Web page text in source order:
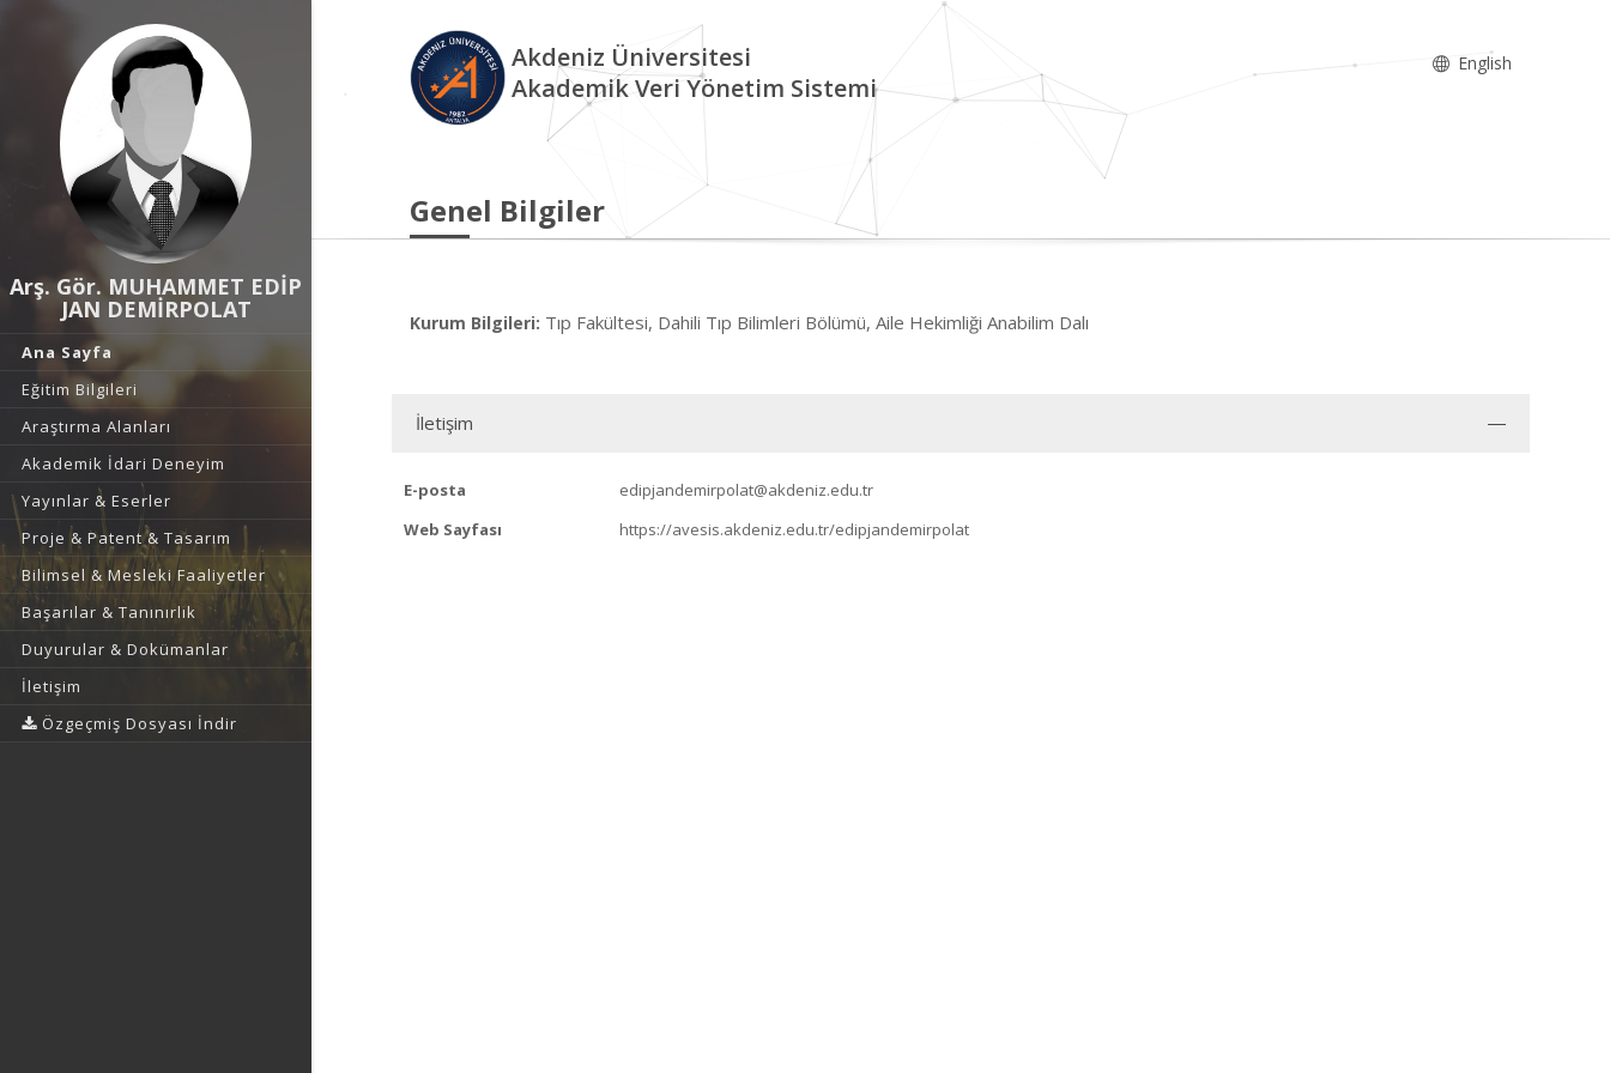
Arş. Gör. MUHAMMET EDİP
JAN DEMİRPOLAT
Ana Sayfa
Eğitim Bilgileri
Araştırma Alanları
Akademik İdari Deneyim
Yayınlar & Eserler
Proje & Patent & Tasarım
Bilimsel & Mesleki Faaliyetler
Başarılar & Tanınırlık
Duyurular & Dokümanlar
İletişim
Özgeçmiş Dosyası İndir
Akdeniz Üniversitesi
Akademik Veri Yönetim Sistemi
English
Genel Bilgiler
Kurum Bilgileri: Tıp Fakültesi, Dahili Tıp Bilimleri Bölümü, Aile Hekimliği Anabilim Dalı
İletişim
E-posta
edipjandemirpolat@akdeniz.edu.tr
Web Sayfası
https://avesis.akdeniz.edu.tr/edipjandemirpolat